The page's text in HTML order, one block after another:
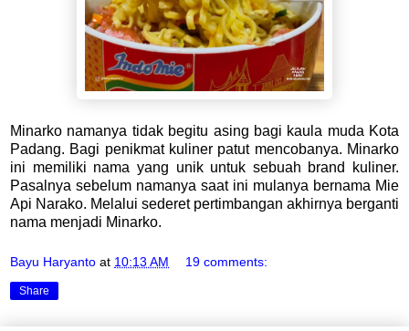
Minarko namanya tidak begitu asing bagi kaula muda Kota
Padang. Bagi penikmat kuliner patut mencobanya. Minarko
ini memiliki nama yang unik untuk sebuah brand kuliner.
Pasalnya sebelum namanya saat ini mulanya bernama Mie
Api Narako. Melalui sederet pertimbangan akhirnya berganti
nama menjadi Minarko.
Bayu Haryanto at 10:13 AM 19 comments:
Share